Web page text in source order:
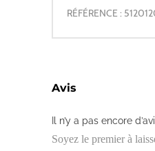
RÉFÉRENCE :
Avis
Il n’y a pas encore
Soyez le premier à